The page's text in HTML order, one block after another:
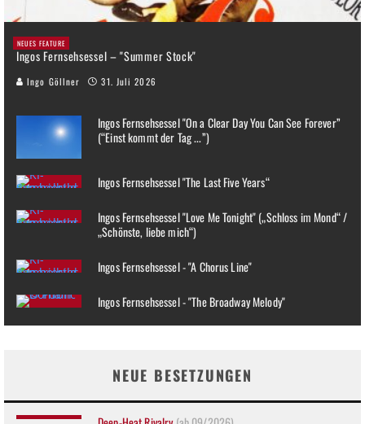
NEUES FEATURE
Ingos Fernsehsessel – "Summer Stock"
Ingo Göllner 31. Juli 2026
Ingos Fernsehsessel "On a Clear Day You Can See Forever”
(“Einst kommt der Tag ...”)
Ingos Fernsehsessel "The Last Five Years“
Ingos Fernsehsessel "Love Me Tonight" („Schloss im Mond“ /
„Schönste, liebe mich“)
Ingos Fernsehsessel - "A Chorus Line"
Ingos Fernsehsessel - "The Broadway Melody"
NEUE BESETZUNGEN